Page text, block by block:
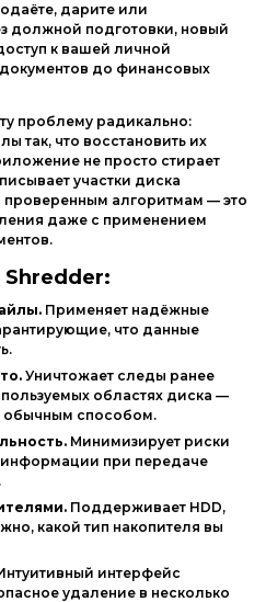
дарите или
должной подготовки, новый
к вашей личной
документов до финансовых
проблему радикально:
так, что восстановить их
не просто стирает
участки диска
проверенным алгоритмам — это
даже с применением
Shredder:
Применяет надёжные
что данные
Уничтожает следы ранее
областях диска —
обычным способом.
Минимизирует риски
информации при передаче
Поддерживает HDD,
какой тип накопителя вы
интерфейс
удаление в несколько